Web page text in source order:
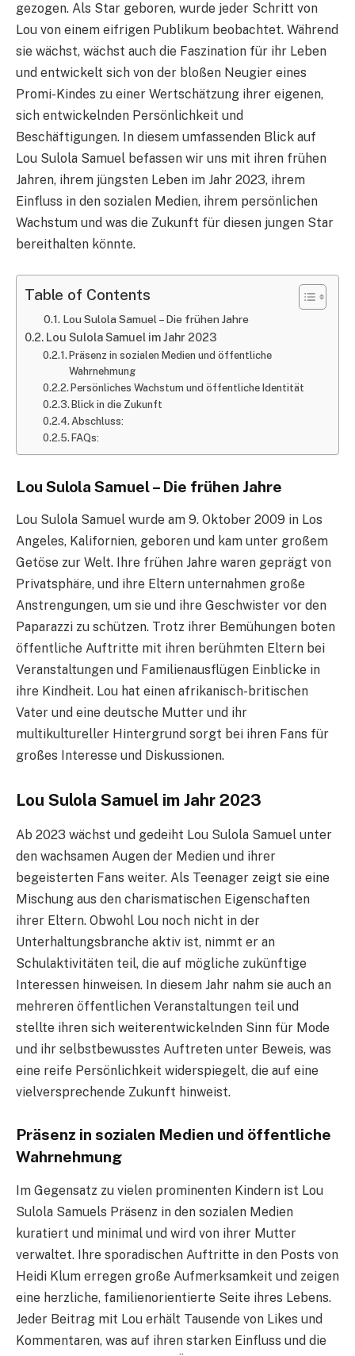
gezogen. Als Star geboren, wurde jeder Schritt von
Lou von einem eifrigen Publikum beobachtet. Während
sie wächst, wächst auch die Faszination für ihr Leben
und entwickelt sich von der bloßen Neugier eines
Promi-Kindes zu einer Wertschätzung ihrer eigenen,
sich entwickelnden Persönlichkeit und
Beschäftigungen. In diesem umfassenden Blick auf
Lou Sulola Samuel befassen wir uns mit ihren frühen
Jahren, ihrem jüngsten Leben im Jahr 2023, ihrem
Einfluss in den sozialen Medien, ihrem persönlichen
Wachstum und was die Zukunft für diesen jungen Star
bereithalten könnte.
Table of Contents
Lou Sulola Samuel – Die frühen Jahre
Lou Sulola Samuel im Jahr 2023
Präsenz in sozialen Medien und öffentliche
Wahrnehmung
Persönliches Wachstum und öffentliche Identität
Blick in die Zukunft
Abschluss:
FAQs:
Lou Sulola Samuel – Die frühen Jahre
Lou Sulola Samuel wurde am 9. Oktober 2009 in Los
Angeles, Kalifornien, geboren und kam unter großem
Getöse zur Welt. Ihre frühen Jahre waren geprägt von
Privatsphäre, und ihre Eltern unternahmen große
Anstrengungen, um sie und ihre Geschwister vor den
Paparazzi zu schützen. Trotz ihrer Bemühungen boten
öffentliche Auftritte mit ihren berühmten Eltern bei
Veranstaltungen und Familienausflügen Einblicke in
ihre Kindheit. Lou hat einen afrikanisch-britischen
Vater und eine deutsche Mutter und ihr
multikultureller Hintergrund sorgt bei ihren Fans für
großes Interesse und Diskussionen.
Lou Sulola Samuel im Jahr 2023
Ab 2023 wächst und gedeiht Lou Sulola Samuel unter
den wachsamen Augen der Medien und ihrer
begeisterten Fans weiter. Als Teenager zeigt sie eine
Mischung aus den charismatischen Eigenschaften
ihrer Eltern. Obwohl Lou noch nicht in der
Unterhaltungsbranche aktiv ist, nimmt er an
Schulaktivitäten teil, die auf mögliche zukünftige
Interessen hinweisen. In diesem Jahr nahm sie auch an
mehreren öffentlichen Veranstaltungen teil und
stellte ihren sich weiterentwickelnden Sinn für Mode
und ihr selbstbewusstes Auftreten unter Beweis, was
eine reife Persönlichkeit widerspiegelt, die auf eine
vielversprechende Zukunft hinweist.
Präsenz in sozialen Medien und öffentliche
Wahrnehmung
Im Gegensatz zu vielen prominenten Kindern ist Lou
Sulola Samuels Präsenz in den sozialen Medien
kuratiert und minimal und wird von ihrer Mutter
verwaltet. Ihre sporadischen Auftritte in den Posts von
Heidi Klum erregen große Aufmerksamkeit und zeigen
eine herzliche, familienorientierte Seite ihres Lebens.
Jeder Beitrag mit Lou erhält Tausende von Likes und
Kommentaren, was auf ihren starken Einfluss und die